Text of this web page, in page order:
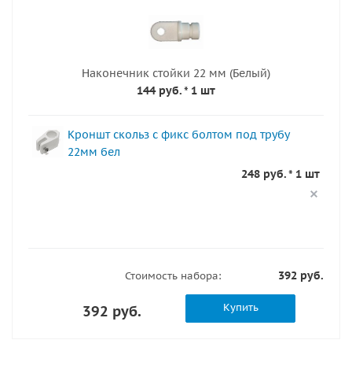
Наконечник стойки 22 мм (Белый)
144 руб.* 1 шт
Кроншт скольз с фикс болтом под трубу
22мм бел
248 руб. * 1 шт
Стоимость набора: 392 руб.
392 руб. Купить